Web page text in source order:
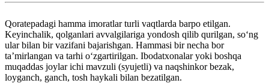
Qoratepadagi hamma imoratlar turli vaqtlarda barpo etilgan.
Keyinchalik, qolganlari avvalgilariga yondosh qilib qurilgan, soʻng
ular bilan bir vazifani bajarishgan. Hammasi bir necha bor
taʼmirlangan va tarhi oʻzgartirilgan. Ibodatxonalar yoki boshqa
muqaddas joylar ichi mavzuli (syujetli) va naqshinkor bezak,
loyganch, ganch, tosh haykali bilan bezatilgan.